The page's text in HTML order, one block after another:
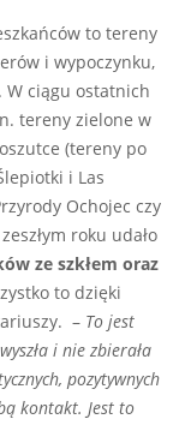
to tereny
i wypoczynku,
W ciągu ostatnich
tereny zielone w
(tereny po
i Las
Ochojec czy
roku udało
ze szkłem oraz
to dzięki
– To jest
i nie zbierała
pozytywnych
kontakt. Jest to